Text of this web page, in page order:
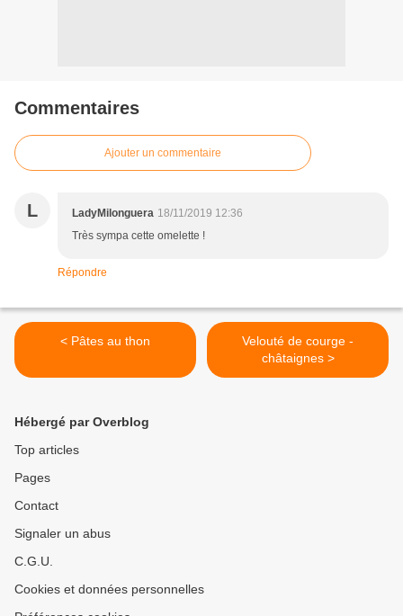
Commentaires
Ajouter un commentaire
L LadyMilonguera 18/11/2019 12:36
Très sympa cette omelette !
Répondre
< Pâtes au thon
Velouté de courge -
châtaignes >
Hébergé par Overblog
Top articles
Pages
Contact
Signaler un abus
C.G.U.
Cookies et données personnelles